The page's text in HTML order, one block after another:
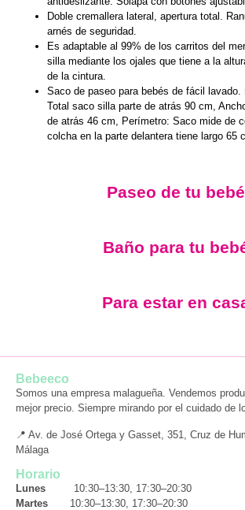
Doble cremallera lateral, apertura total.
arnés de seguridad.
Es adaptable al 99% de los carritos del
silla mediante los ojales que tiene a la
de la cintura.
Saco de paseo para bebés de fácil lavado.
Total saco silla parte de atrás 90 cm,
de atrás 46 cm, Perímetro: Saco mide de
colcha en la parte delantera tiene largo 65
Paseo de tu bebé
Baño para tu
Para estar en
Bebeeco
Somos una empresa malagueña. Vendemos
mejor precio. Siempre mirando por el cuidado de
📍 Av. de José Ortega y Gasset, 351, Cruz de
Málaga
Horario
Lunes 10:30–13:30, 17:30–20:30
Martes 10:30–13:30, 17:30–20:30